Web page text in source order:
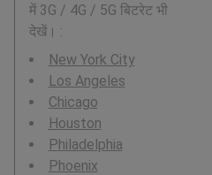
में 3G / 4G / 5G बिटरेट भी
देखें। :
New York City
Los Angeles
Chicago
Houston
Philadelphia
Phoenix